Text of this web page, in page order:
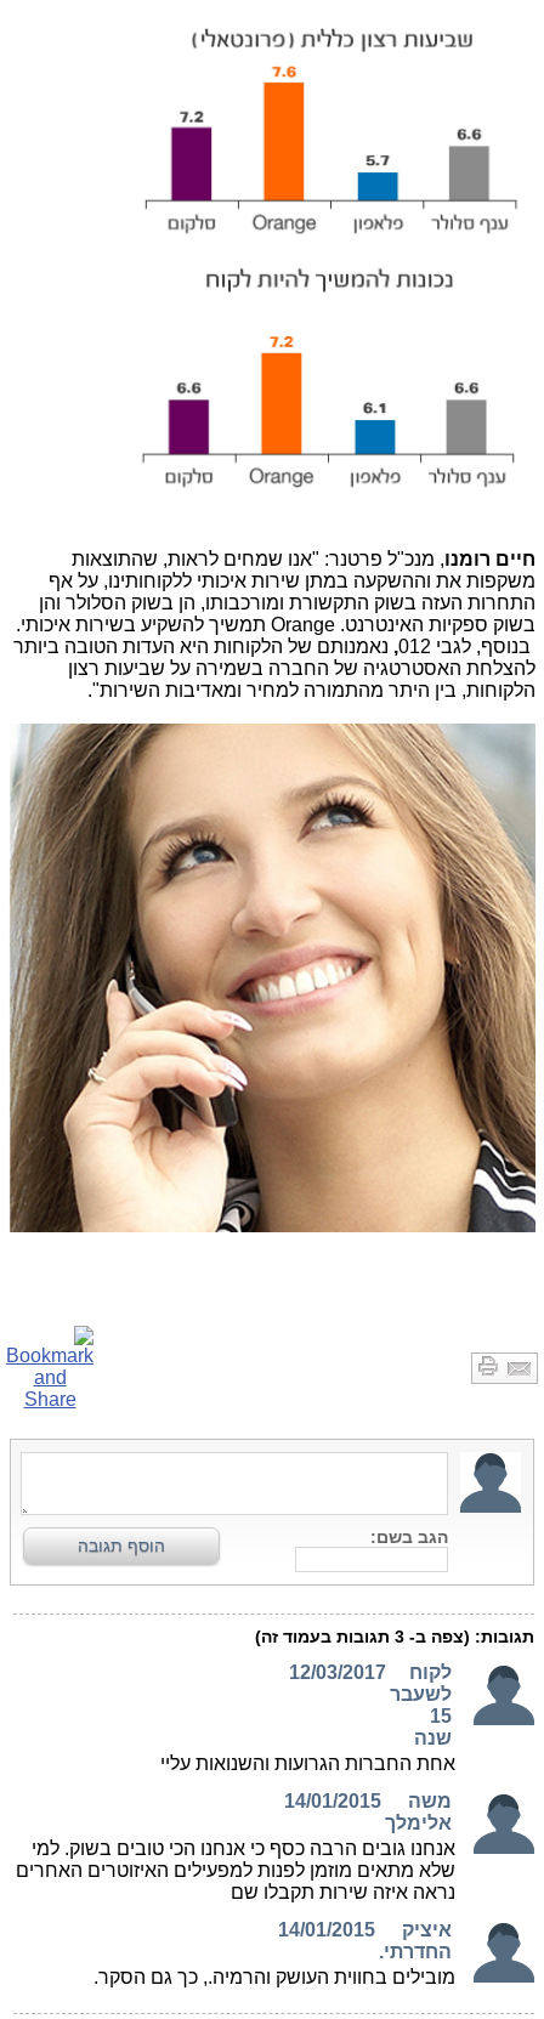
חיים רומנו, מנכ"ל פרטנר: "אנו שמחים לראות, שהתוצאות
משקפות את וההשקעה במתן שירות איכותי ללקוחותינו, על אף
התחרות העזה בשוק התקשורת ומורכבותו, הן בשוק הסלולר והן
בשוק ספקיות האינטרנט. Orange תמשיך להשקיע בשירות איכותי.
בנוסף, לגבי 012
, נאמנותם של הלקוחות היא העדות הטובה ביותר
להצלחת האסטרטגיה של החברה בשמירה על שביעות רצון
הלקוחות, בין היתר מהתמורה למחיר ומאדיבות השירות".